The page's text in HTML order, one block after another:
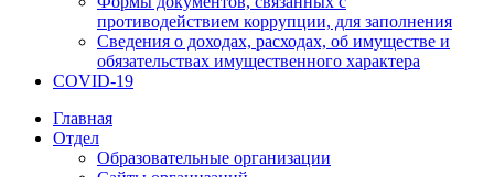
противодействием коррупции, для заполнения
Сведения о доходах, расходах, об имуществе и
обязательствах имущественного характера
COVID-19
Главная
Отдел
Образовательные организации